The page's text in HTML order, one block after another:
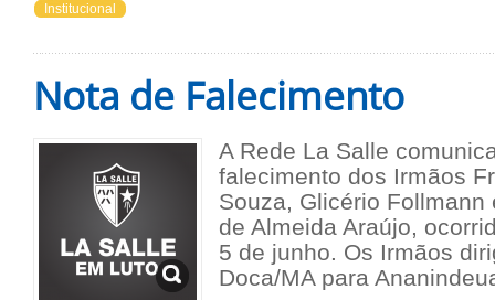
Institucional
Nota de Falecimento
A Rede La Salle
falecimento dos Irmãos
Souza, Glicério Follmann
de Almeida Araújo,
5 de junho. Os Irmãos
Doca/MA para